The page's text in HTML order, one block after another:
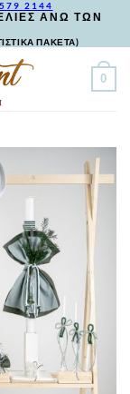
2144
ΑΝΩ ΤΩΝ
ΠΑΚΕΤΑ)
0